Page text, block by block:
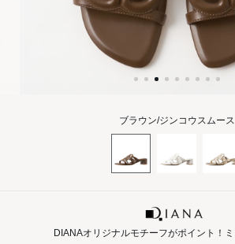
ブラウン/ジンコウスムース
DIANAオリジナルモチーフがポイント！